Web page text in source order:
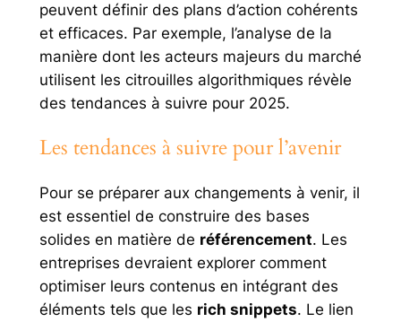
peuvent définir des plans d’action cohérents
et efficaces. Par exemple, l’analyse de la
manière dont les acteurs majeurs du marché
utilisent les citrouilles algorithmiques révèle
des tendances à suivre pour 2025.
Les tendances à suivre pour l’avenir
Pour se préparer aux changements à venir, il
est essentiel de construire des bases
solides en matière de référencement. Les
entreprises devraient explorer comment
optimiser leurs contenus en intégrant des
éléments tels que les rich snippets. Le lien